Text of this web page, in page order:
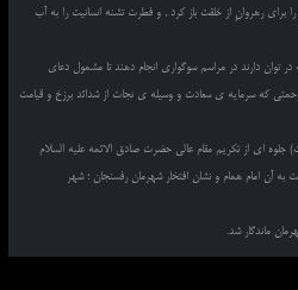
رهروانِ از خلقت باز کرد , و فطرت تشنه انسانیت را به آب
دارند در مراسم سوگواری انجام دهند تا مشمول دعای
که سرمایه ی سعادت و وسیله ی نجات از شدائد برزخ و قیامت
ای از تکریم مقام عالی حضرت صادق الائمه علیه السلام
آن امام همام و نشان افتخار شهرمان رفسنجان ؛ شهر
ماندگار شد.